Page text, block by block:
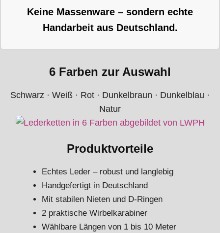
Keine Massenware – sondern echte
Handarbeit aus Deutschland.
6 Farben zur Auswahl
Schwarz · Weiß · Rot · Dunkelbraun · Dunkelblau ·
Natur
Produktvorteile
Echtes Leder – robust und langlebig
Handgefertigt in Deutschland
Mit stabilen Nieten und D-Ringen
2 praktische Wirbelkarabiner
Wählbare Längen von 1 bis 10 Meter